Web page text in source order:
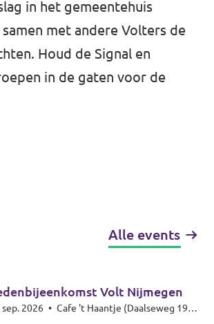
in het gemeentehuis
met andere Volters de
Houd de Signal en
in de gaten voor de
Alle events
Volt Nijmegen
sep. 2026 •